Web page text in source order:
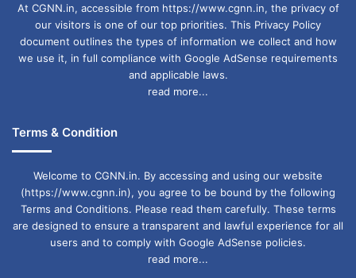
करियर:
प्रोफेशन में बदलाव की संभावना है।
स्वास्थ्य:
प्रेम:
समझदारी से रिश्ते मजबूत होंगे।
मिथुन राशि (Gemini)
At CGNN.in, accessible from https://www.cgnn.in, the privacy of
our visitors is one of our top priorities. This Privacy Policy
document outlines the types of information we collect and how
we use it, in full compliance with Google AdSense requirements
and applicable laws.
read more...
Terms & Condition
Welcome to CGNN.in. By accessing and using our website
(https://www.cgnn.in), you agree to be bound by the following
Terms and Conditions. Please read them carefully. These terms
are designed to ensure a transparent and lawful experience for all
users and to comply with Google AdSense policies.
read more...